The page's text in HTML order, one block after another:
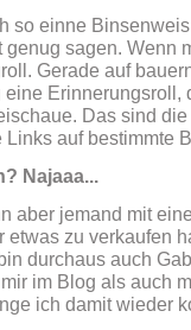
so einne
genug sagen. Wenn
Gerade auf
Erinnerungsroll,
Das sind
Links auf bestimmte
Najaaa...
aber jemand mit
etwas zu verkaufen
durchaus auch
im Blog als auch
ich damit wieder